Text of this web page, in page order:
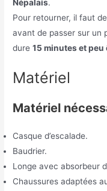
Népalais.
Pour retourner, il faut
avant de passer sur un
dure15 minutes et
Matériel
Matériel
Casque d’escalade.
Baudrier.
Longe avec absorbeur
Chaussures adaptées